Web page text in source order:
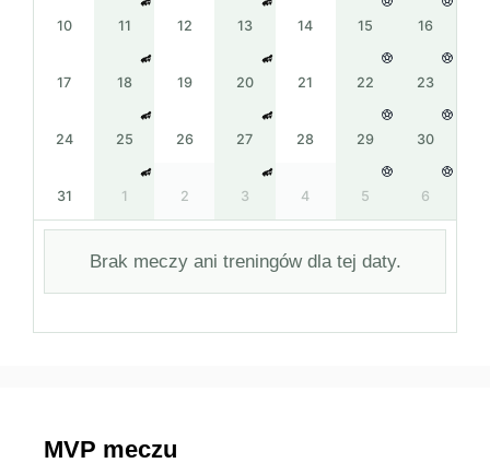
10 11 12 13 14 15 16
17 18 19 20 21 22 23
24 25 26 27 28 29 30
31 1 2 3 4 5 6
Brak meczy ani treningów dla tej daty.
MVP meczu